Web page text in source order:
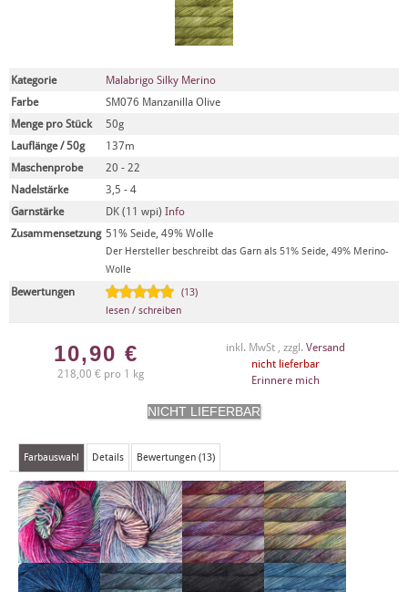
Kategorie
Malabrigo Silky Merino
Farbe
SM076 Manzanilla Olive
Menge pro Stück
50g
Lauflänge / 50g
137m
Maschenprobe
20 - 22
Nadelstärke
3,5 - 4
Garnstärke
DK (11 wpi) Info
Zusammensetzung 51% Seide, 49% Wolle
Der Hersteller beschreibt das Garn als 51% Seide, 49% Merino-
Wolle
Bewertungen
(13)
lesen / schreiben
10,90 €
218,00 € pro 1 kg
inkl. MwSt , zzgl. Versand
nicht lieferbar
Erinnere mich
Farbauswahl Details Bewertungen (13)